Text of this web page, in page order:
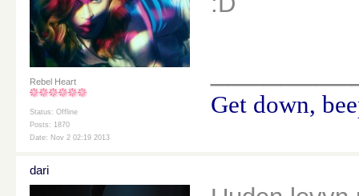
Rebel Heart
Status: Offline
Posts: 1870
Date: Nov 2 02:19 2013
Get down,
dari